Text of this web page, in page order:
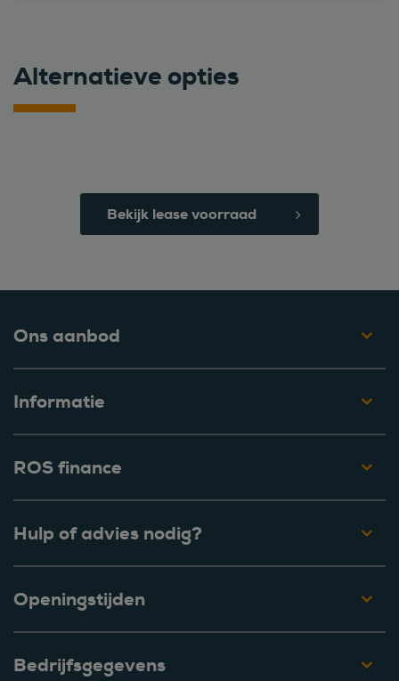
Alternatieve opties
Bekijk lease voorraad
Ons aanbod
Informatie
ROS finance
Hulp of advies nodig?
Openingstijden
Bedrijfsgegevens